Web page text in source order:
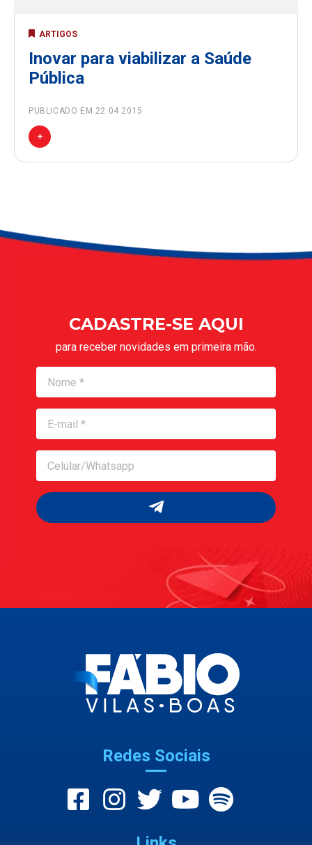
ARTIGOS
Inovar para viabilizar a Saúde
Pública
PUBLICADO EM 22.04.2015
CADASTRE-SE AQUI
para receber novidades em primeira mão.
Redes Sociais